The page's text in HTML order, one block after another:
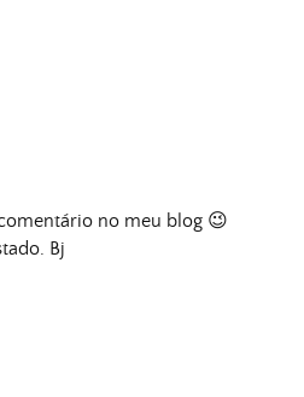
no meu blog 😉
Bj